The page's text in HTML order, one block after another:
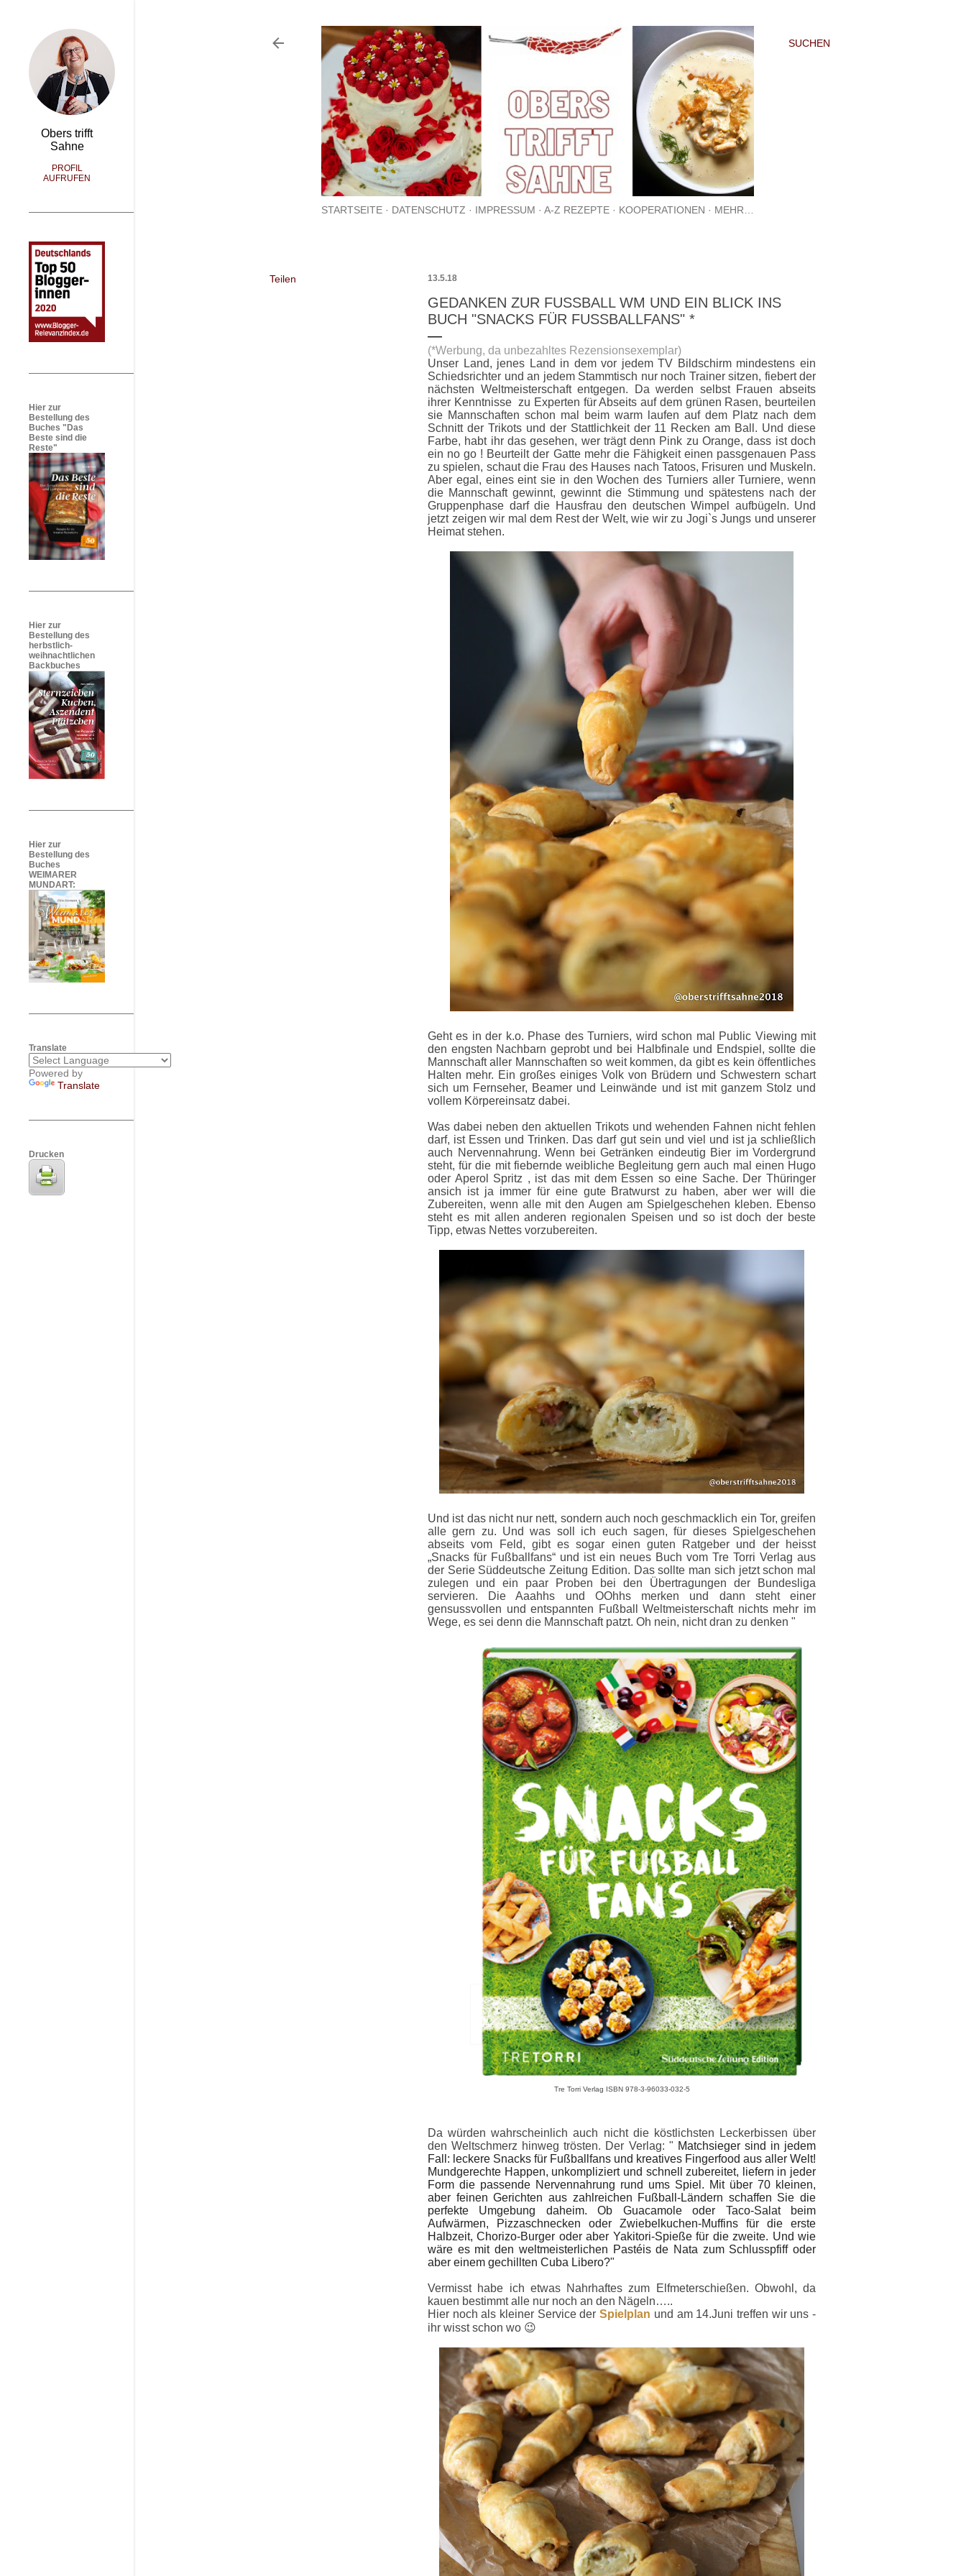
SUCHEN
STARTSEITE DATENSCHUTZ IMPRESSUM A-Z REZEPTE KOOPERATIONEN MEHR…
Teilen 13.5.18
GEDANKEN ZUR FUSSBALL WM UND EIN BLICK INS B
UCH "SNACKS FÜR FUSSBALLFANS" *
(*Werbung, da unbezahltes Rezensionsexemplar)
Unser Land, jenes Land in dem vor jedem TV Bildschirm mindestens ein
Schiedsrichter und an jedem Stammtisch nur noch Trainer sitzen, fiebert der
nächsten Weltmeisterschaft entgegen. Da werden selbst Frauen abseits
ihrer Kenntnisse zu Experten für Abseits auf dem grünen Rasen, beurteilen
sie Mannschaften schon mal beim warm laufen auf dem Platz nach dem
Schnitt der Trikots und der Stattlichkeit der 11 Recken am Ball. Und diese
Farbe, habt ihr das gesehen, wer trägt denn Pink zu Orange, dass ist doch
ein no go ! Beurteilt der Gatte mehr die Fähigkeit einen passgenauen Pass
zu spielen, schaut die Frau des Hauses nach Tatoos, Frisuren und Muskeln.
Aber egal, eines eint sie in den Wochen des Turniers aller Turniere, wenn
die Mannschaft gewinnt, gewinnt die Stimmung und spätestens nach der
Gruppenphase darf die Hausfrau den deutschen Wimpel aufbügeln. Und
jetzt zeigen wir mal dem Rest der Welt, wie wir zu Jogi`s Jungs und unserer
Heimat stehen.
Geht es in der k.o. Phase des Turniers, wird schon mal Public Viewing mit
den engsten Nachbarn geprobt und bei Halbfinale und Endspiel, sollte die
Mannschaft aller Mannschaften so weit kommen, da gibt es kein öffentliches
Halten mehr. Ein großes einiges Volk von Brüdern und Schwestern schart
sich um Fernseher, Beamer und Leinwände und ist mit ganzem Stolz und
vollem Körpereinsatz dabei.
Was dabei neben den aktuellen Trikots und wehenden Fahnen nicht fehlen
darf, ist Essen und Trinken. Das darf gut sein und viel und ist ja schließlich
auch Nervennahrung. Wenn bei Getränken eindeutig Bier im Vordergrund
steht, für die mit fiebernde weibliche Begleitung gern auch mal einen Hugo
oder Aperol Spritz , ist das mit dem Essen so eine Sache. Der Thüringer
ansich ist ja immer für eine gute Bratwurst zu haben, aber wer will die
Zubereiten, wenn alle mit den Augen am Spielgeschehen kleben. Ebenso
steht es mit allen anderen regionalen Speisen und so ist doch der beste
Tipp, etwas Nettes vorzubereiten.
Und ist das nicht nur nett, sondern auch noch geschmacklich ein Tor, greifen
alle gern zu. Und was soll ich euch sagen, für dieses Spielgeschehen
abseits vom Feld, gibt es sogar einen guten Ratgeber und der heisst
„Snacks für Fußballfans“ und ist ein neues Buch vom Tre Torri Verlag aus
der Serie Süddeutsche Zeitung Edition. Das sollte man sich jetzt schon mal
zulegen und ein paar Proben bei den Übertragungen der Bundesliga
servieren. Die Aaahhs und OOhhs merken und dann steht einer
gensussvollen und entspannten Fußball Weltmeisterschaft nichts mehr im
Wege, es sei denn die Mannschaft patzt. Oh nein, nicht dran zu denken "
Tre Torri Verlag ISBN 978-3-96033-032-5
Da würden wahrscheinlich auch nicht die köstlichsten Leckerbissen über
den Weltschmerz hinweg trösten. Der Verlag: " Matchsieger sind in jedem
Fall: leckere Snacks für Fußballfans und kreatives Fingerfood aus aller Welt!
Mundgerechte Happen, unkompliziert und schnell zubereitet, liefern in jeder
Form die passende Nervennahrung rund ums Spiel. Mit über 70 kleinen,
aber feinen Gerichten aus zahlreichen Fußball-Ländern schaffen Sie die
perfekte Umgebung daheim. Ob Guacamole oder Taco-Salat beim
Aufwärmen, Pizzaschnecken oder Zwiebelkuchen-Muffins für die erste
Halbzeit, Chorizo-Burger oder aber Yakitori-Spieße für die zweite. Und wie
wäre es mit den weltmeisterlichen Pastéis de Nata zum Schlusspfiff oder
aber einem gechillten Cuba Libero?"
Vermisst habe ich etwas Nahrhaftes zum Elfmeterschießen. Obwohl, da
kauen bestimmt alle nur noch an den Nägeln…..
Hier noch als kleiner Service derSpielplan und am 14.Juni treffen wir uns -
ihr wisst schon wo 😉
Obers trifft
Sahne
PROFIL
AUFRUFEN
Hier zur
Bestellung des
Buches "Das
Beste sind die
Reste"
Hier zur
Bestellung des
herbstlich-
weihnachtlichen
Backbuches
Hier zur
Bestellung des
Buches
WEIMARER
MUNDART:
Translate
Powered by
Translate
Drucken